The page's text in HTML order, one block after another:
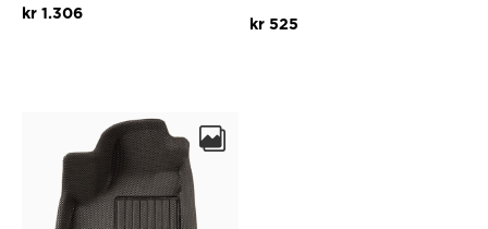
kr1.306
kr 525